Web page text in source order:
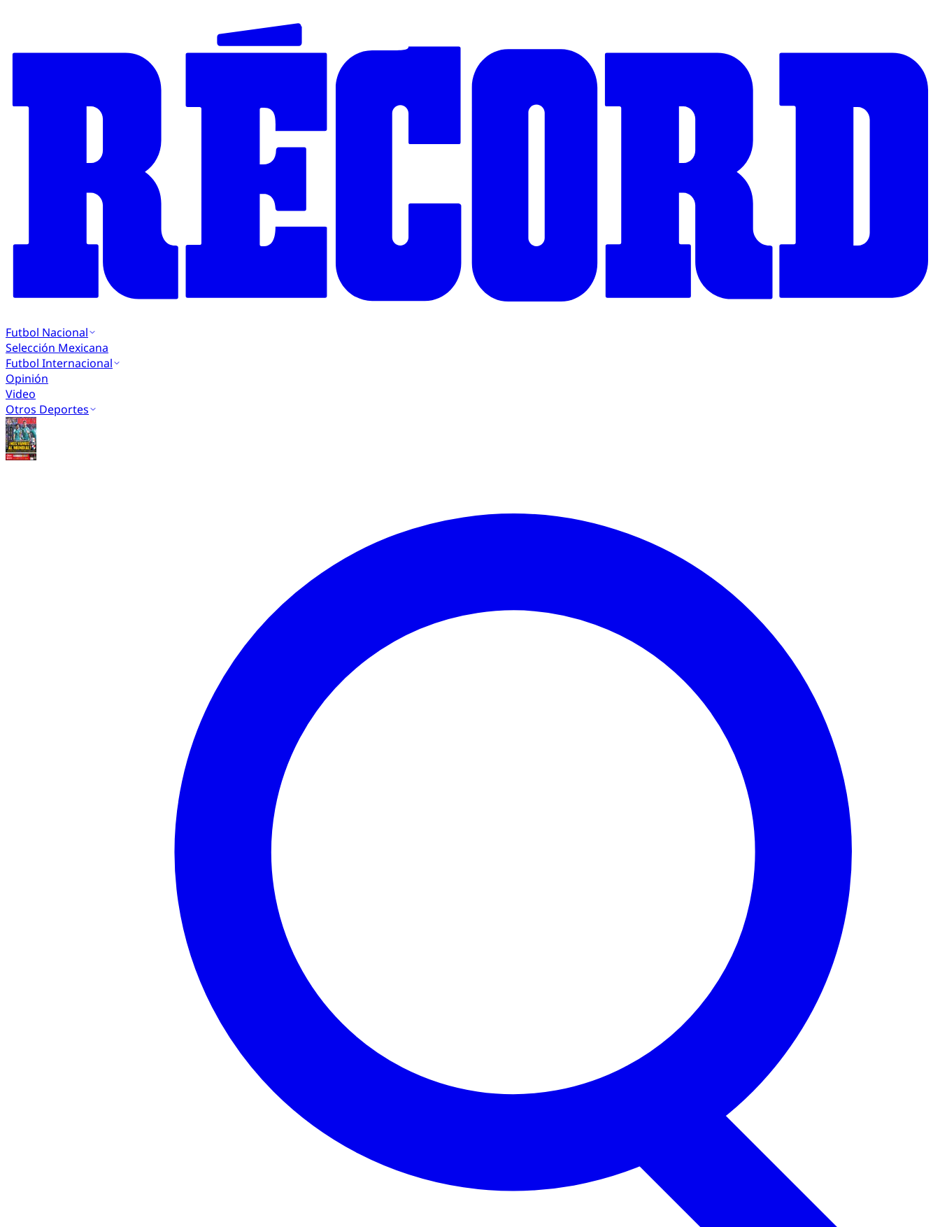
Futbol Nacional
Selección Mexicana
Futbol Internacional
Opinión
Video
Otros Deportes